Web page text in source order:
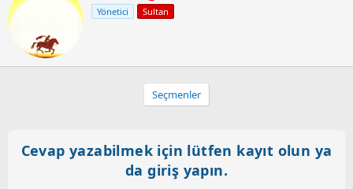
zYönetici Sultan
Seçmenler
Cevap yazabilmek için lütfen kayıt olun ya
da giriş yapın.